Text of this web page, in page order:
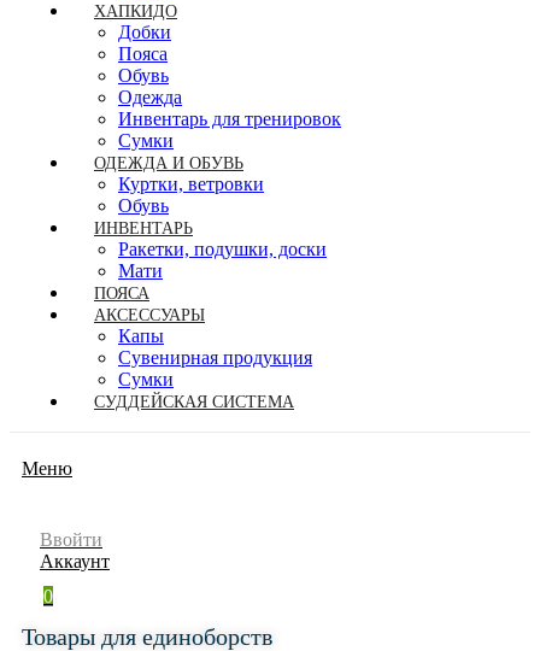
ХАПКИДО
Добки
Пояса
Обувь
Одежда
Инвентарь для тренировок
Сумки
ОДЕЖДА И ОБУВЬ
Куртки, ветровки
Обувь
ИНВЕНТАРЬ
Ракетки, подушки, доски
Мати
ПОЯСА
АКСЕССУАРЫ
Капы
Сувенирная продукция
Сумки
СУДДЕЙСКАЯ СИСТЕМА
Меню
Ввойти
Аккаунт
0
Товары для единоборств